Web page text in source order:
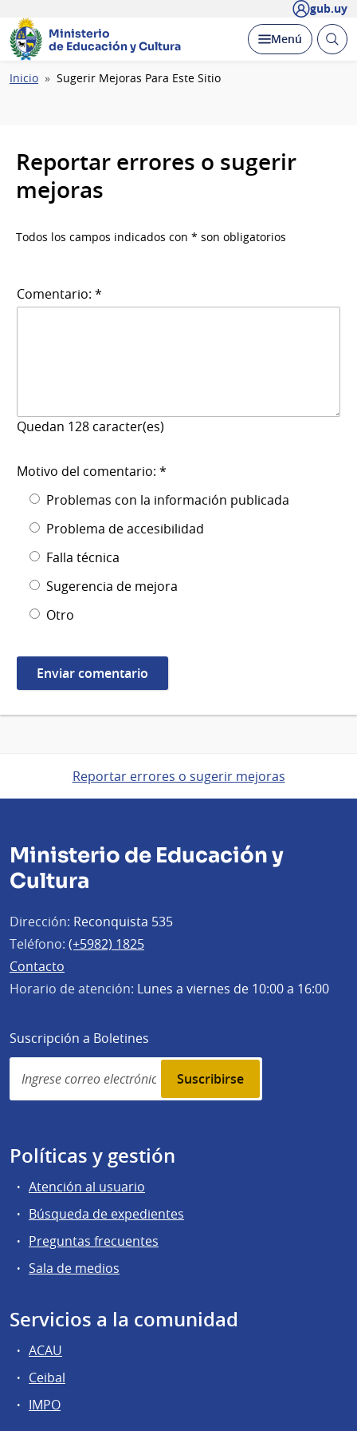
gub.uy
Ministerio
de Educación y Cultura
Desplegar
Menú Abrir
Ruta
Inicio Sugerir Mejoras Para Este Sitio
Reportar errores o sugerir
mejoras
Todos los campos indicados con * son obligatorios
Comentario: *
Quedan 128 caracter(es)
Motivo del comentario: *
Problemas con la información publicada
Problema de accesibilidad
Falla técnica
Sugerencia de mejora
Otro
Reportar errores o sugerir mejoras
Ministerio de Educación y
Cultura
Dirección: Reconquista 535
Teléfono: (+5982) 1825
Contacto
Horario de atención: Lunes a viernes de 10:00 a 16:00
Suscripción a Boletines
Simplenews
subscription
Políticas y gestión
Atención al usuario
Búsqueda de expedientes
Preguntas frecuentes
Sala de medios
Servicios a la comunidad
ACAU
Ceibal
IMPO